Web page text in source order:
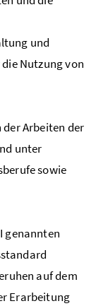
und
Nutzung von
Arbeiten der
unter
sowie
genannten
auf dem
Erarbeitung